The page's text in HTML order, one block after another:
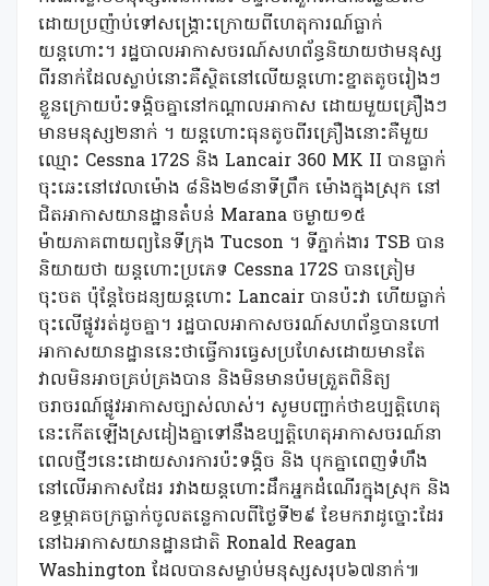
ដោយប្រញ៉ាប់ទៅសង្រ្គោះក្រោយពីហេតុការណ៍ធ្លាក់
យន្តហោះ។ រដ្ឋបាលអាកាសចរណ៍សហព័ន្ធនិយាយថាមនុស្ស
ពីរនាក់ដែលស្លាប់នោះគឺស្ថិតនៅលើយន្តហោះខ្នាតតូចរៀងៗ
ខ្លួនក្រោយប៉ះទង្គិចគ្នានៅកណ្តាលអាកាស ដោយមួយគ្រឿងៗ
មានមនុស្ស២នាក់ ។ យន្តហោះធុនតូចពីរគ្រឿងនោះគឺមួយ
ឈ្មោះ Cessna 172S និង Lancair 360 MK II បានធ្លាក់
ចុះឆេះនៅវេលាម៉ោង ៨និង២៨នាទីព្រឹក ម៉ោងក្នុងស្រុក នៅ
ជិតអាកាសយានដ្ឋានតំបន់ Marana ចម្ងាយ១៥
ម៉ាយភាគពាយព្យនៃទីក្រុង Tucson ។ ទីភ្នាក់ងារ TSB បាន
និយាយថា យន្តហោះប្រភេទ Cessna 172S បានត្រៀម
ចុះចត ប៉ុន្តែចៃដន្យយន្តហោះ Lancair បានប៉ះវា ហើយធ្លាក់
ចុះលើផ្លូវរត់ដូចគ្នា។ រដ្ឋបាលអាកាសចរណ៍សហព័ន្ធបានហៅ
អាកាសយានដ្ឋាននេះថាធ្វើការធ្វេសប្រហែសដោយមានតែ
វាលមិនអាចគ្រប់គ្រងបាន និងមិនមានប៉មត្រួតពិនិត្យ
ចរាចរណ៍ផ្លូវអាកាសច្បាស់លាស់។ សូមបញ្ជាក់ថាឧប្បត្តិហេតុ
នេះកើតឡើងស្រដៀងគ្នាទៅនឹងឧប្បត្តិហេតុអាកាសចរណ៍នា
ពេលថ្មីៗនេះដោយសារការប៉ះទង្គិច និង បុកគ្នាពេញទំហឹង
នៅលើអាកាសដែរ រវាងយន្តហោះដឹកអ្នកដំណើរក្នុងស្រុក និង
ឧទ្ធម្ភាគចក្រធ្លាក់ចូលតន្លេកាលពីថ្ងៃទី២៩ ខែមករាដូច្នោះដែរ
នៅឯអាកាសយានដ្ឋានជាតិ Ronald Reagan
Washington ដែលបានសម្លាប់មនុស្សសរុប៦៧នាក់៕